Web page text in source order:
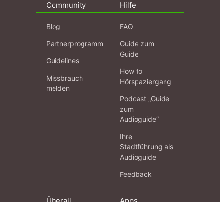
Community
Blog
Partnerprogramm
Guidelines
Missbrauch
melden
Hilfe
FAQ
Guide zum
Guide
How to
Hörspaziergang
Podcast „Guide
zum
Audioguide“
Ihre
Stadtführung als
Audioguide
Feedback